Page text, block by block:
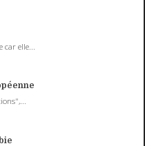
elle...